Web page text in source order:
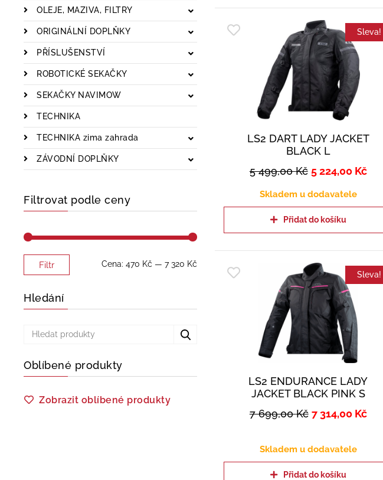
OLEJE, MAZIVA, FILTRY
ORIGINÁLNÍ DOPLŇKY
PŘÍSLUŠENSTVÍ
ROBOTICKÉ SEKAČKY
SEKAČKY NAVIMOW
TECHNIKA
TECHNIKA zima zahrada
ZÁVODNÍ DOPLŇKY
Filtrovat podle ceny
Minimální
Maximální
Filtr Cena: 470 Kč — 7 320 Kč
Hledání
Oblíbené produkty
Zobrazit oblíbené produkty
Sleva!
LS2 DART LADY JACKET
BLACK L
5 499,00Kč 5 224,00 Kč
Skladem u dodavatele
Přidat do košíku
Sleva!
LS2 ENDURANCE LADY
JACKET BLACK PINK S
7 699,00Kč 7 314,00 Kč
Skladem u dodavatele
Přidat do košíku